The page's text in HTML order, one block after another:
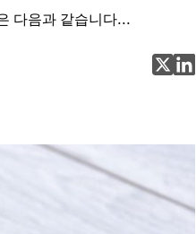
다음과 같습니다...
X에